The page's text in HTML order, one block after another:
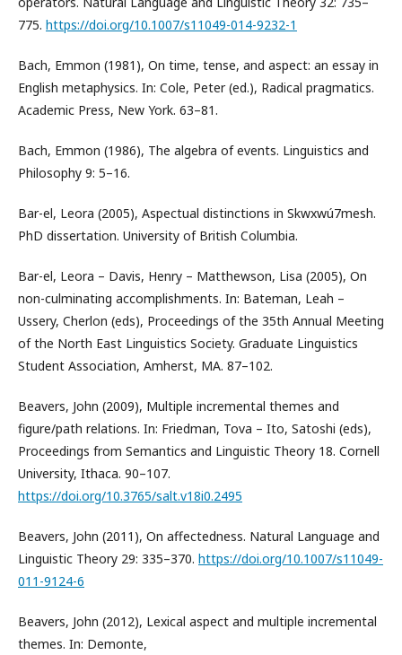
775. https://doi.org/10.1007/s11049-014-9232-1
Bach, Emmon (1981), On time, tense, and aspect: an essay in
English metaphysics. In: Cole, Peter (ed.), Radical pragmatics.
Academic Press, New York. 63–81.
Bach, Emmon (1986), The algebra of events. Linguistics and
Philosophy 9: 5–16.
Bar-el, Leora (2005), Aspectual distinctions in Skwxwú7mesh.
PhD dissertation. University of British Columbia.
Bar-el, Leora – Davis, Henry – Matthewson, Lisa (2005), On
non-culminating accomplishments. In: Bateman, Leah –
Ussery, Cherlon (eds), Proceedings of the 35th Annual Meeting
of the North East Linguistics Society. Graduate Linguistics
Student Association, Amherst, MA. 87–102.
Beavers, John (2009), Multiple incremental themes and
figure/path relations. In: Friedman, Tova – Ito, Satoshi (eds),
Proceedings from Semantics and Linguistic Theory 18. Cornell
University, Ithaca. 90–107.
https://doi.org/10.3765/salt.v18i0.2495
Beavers, John (2011), On affectedness. Natural Language and
Linguistic Theory 29: 335–370. https://doi.org/10.1007/s11049-
011-9124-6
Beavers, John (2012), Lexical aspect and multiple incremental
themes. In: Demonte,